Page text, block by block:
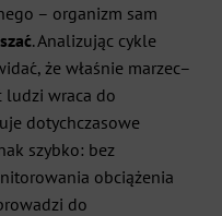
– organizm sam
. Analizując cykle
że właśnie marzec–
ludzi wraca do
dotychczasowe
szybko: bez
obciążenia
do